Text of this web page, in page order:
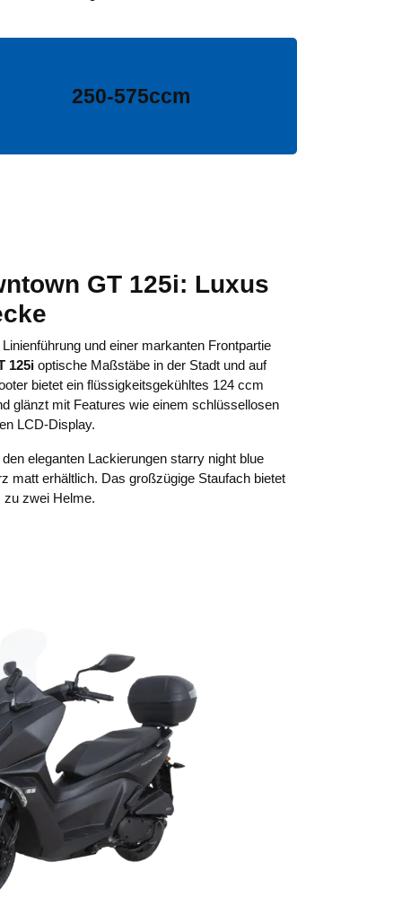
250-575ccm
GT 125i: Luxus
und einer markanten Frontpartie
125i optische Maßstäbe in der Stadt und auf
bietet ein flüssigkeitsgekühltes 124 ccm
glänzt mit Features wie einem schlüssellosen
LCD-Display.
eleganten Lackierungen starry night blue
matt erhältlich. Das großzügige Staufach bietet
zu zwei Helme.